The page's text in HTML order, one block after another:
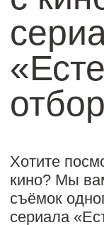
отбор»
Хотите
кино? Мы вам
съёмок одного
сериала
Настоящий
и мы были рядом.